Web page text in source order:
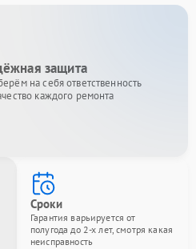
защита
на себя ответственность
каждого ремонта
Сроки
Гарантия варьируется от
полугода до 2-х лет, смотря какая
неисправность